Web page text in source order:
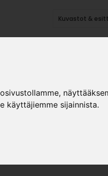
käyttäjiemme sijainnista.
Kuvastot &